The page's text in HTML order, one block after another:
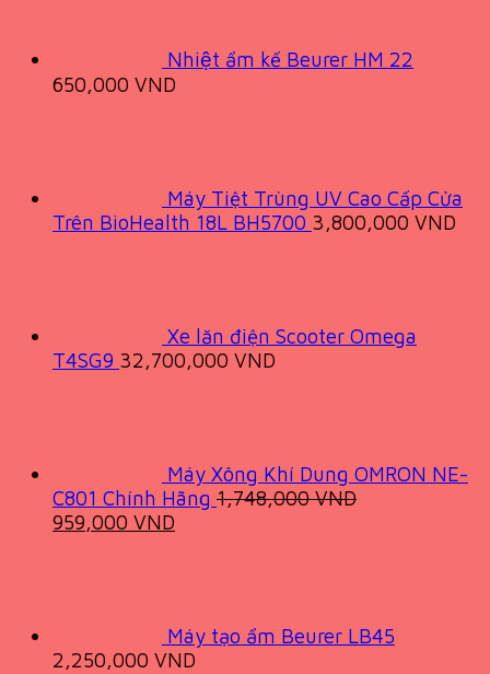
Nhiệt ẩm kế Beurer HM 22
650,000 VND
Máy Tiệt Trùng UV Cao Cấp Cửa
Trên BioHealth 18L BH5700 3,800,000 VND
Xe lăn điện Scooter Omega
T4SG9 32,700,000 VND
Máy Xông Khí Dung OMRON NE-
C801 Chính Hãng 1,748,000VND
Original
959,000 VND
Máy tạo ẩm Beurer LB45
2,250,000 VND